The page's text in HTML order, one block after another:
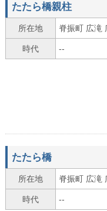
たたら橋親柱
所在地 脊振町 広滝
時代 --
たたら橋
所在地 脊振町 広滝
時代 --